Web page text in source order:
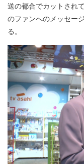
送の都合でカットされ
のファンへのメッセー
る。